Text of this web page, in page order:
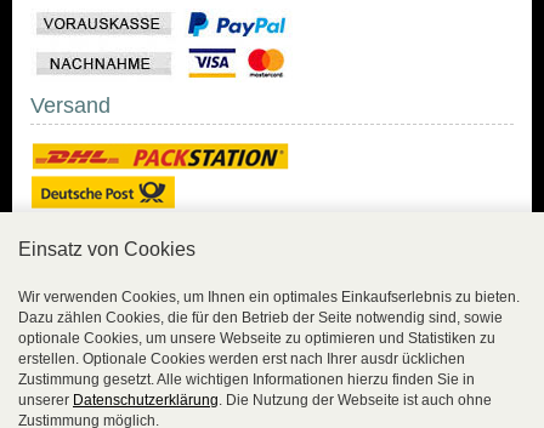
Versand
Sicher Einkaufen mit
Trusted Shops und
Geld-zurück-Garantie.
Einsatz von Cookies
Wir verwenden Cookies, um Ihnen ein optimales Einkaufserlebnis zu bieten.
Dazu zählen Cookies, die für den Betrieb der Seite notwendig sind, sowie
optionale Cookies, um unsere Webseite zu optimieren und Statistiken zu
erstellen. Optionale Cookies werden erst nach Ihrer ausdr ücklichen
Zustimmung gesetzt. Alle wichtigen Informationen hierzu finden Sie in
unserer Datenschutzerklärung. Die Nutzung der Webseite ist auch ohne
Zustimmung möglich.